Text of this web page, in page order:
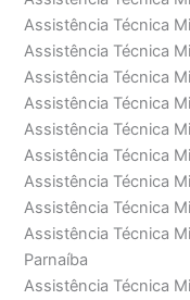
Assistência Técnica
Assistência Técnica
Assistência Técnica
Assistência Técnica
Assistência Técnica
Assistência Técnica
Assistência Técnica
Assistência Técnica
Assistência Técnica
Parnaíba
Assistência Técnica